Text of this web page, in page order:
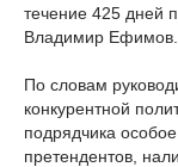
течение 425 дней
Владимир Ефимов.
По словам
конкурентной
подрядчика
претендентов,